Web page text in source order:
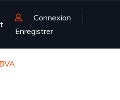
Connexion
Enregistrer